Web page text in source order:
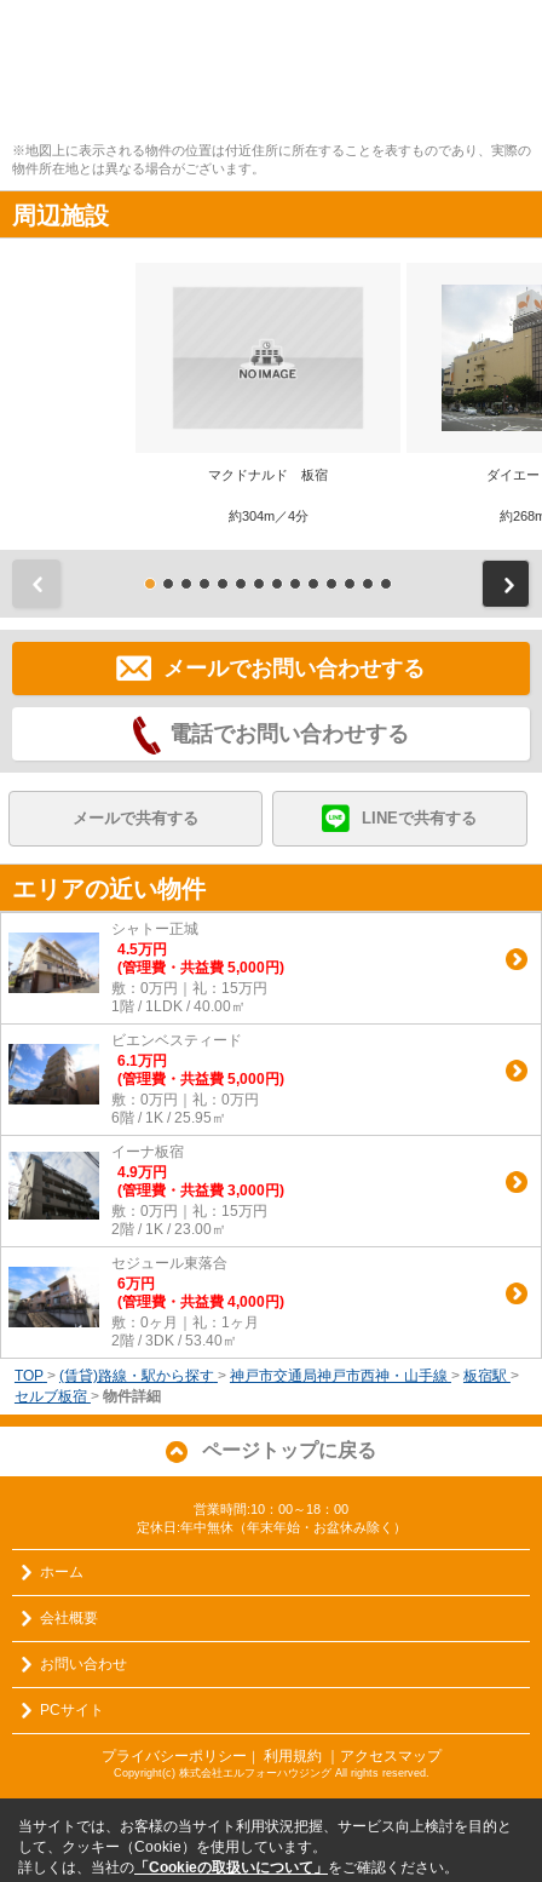
※地図上に表示される物件の位置は付近住所に所在することを表すものであり、実際の
物件所在地とは異なる場合がございます。
周辺施設
マクドナルド 板宿
約304m／4分
ダイエ
約
メールでお問い合わせする
電話でお問い合わせする
メールで共有する LINEで共有する
エリアの近い物件
シャトー正城
4.5万円
(管理費・共益費 5,000円)
敷：0万円｜礼：15万円
1階 / 1LDK / 40.00㎡
ビエンベスティード
6.1万円
(管理費・共益費 5,000円)
敷：0万円｜礼：0万円
6階 / 1K / 25.95㎡
イーナ板宿
4.9万円
(管理費・共益費 3,000円)
敷：0万円｜礼：15万円
2階 / 1K / 23.00㎡
セジュール東落合
6万円
(管理費・共益費 4,000円)
敷：0ヶ月｜礼：1ヶ月
2階 / 3DK / 53.40㎡
TOP > (賃貸)路線・駅から探す > 神戸市交通局神戸市西神・山手線 > 板宿駅 >
セルブ板宿 > 物件詳細
ページトップに戻る
営業時間:10：00～18：00
定休日:年中無休（年末年始・お盆休み除く）
ホーム
会社概要
お問い合わせ
PCサイト
プライバシーポリシー ｜ 利用規約 ｜アクセスマップ
Copyright(c) 株式会社エルフォーハウジング All rights reserved.
当サイトでは、お客様の当サイト利用状況把握、サービス向上検討を目的と
して、クッキー（Cookie）を使用しています。
詳しくは、当社の 「Cookieの取扱いについて」 をご確認ください。